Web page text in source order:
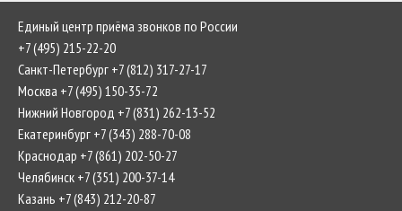
Единый центр приёма звонков по России
+7 (495) 215-22-20
Санкт-Петербург +7 (812) 317-27-17
Москва +7 (495) 150-35-72
Нижний Новгород +7 (831) 262-13-52
Екатеринбург +7 (343) 288-70-08
Краснодар +7 (861) 202-50-27
Челябинск +7 (351) 200-37-14
Казань +7 (843) 212-20-87